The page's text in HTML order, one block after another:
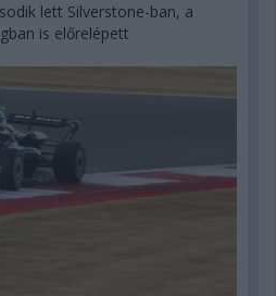
lett Silverstone-ban, a
is előrelépett